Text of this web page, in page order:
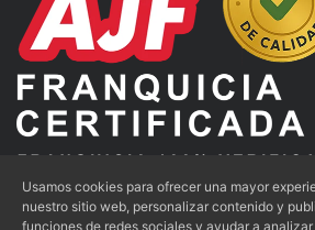
Usamos cookies para ofrecer una mayor
nuestro sitio web, personalizar contenido y
funciones de redes sociales y ayudar a